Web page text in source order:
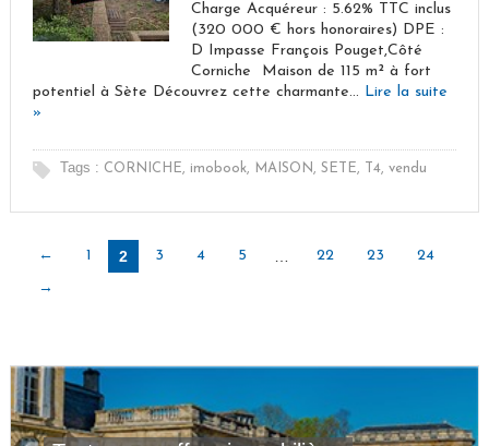
Charge Acquéreur : 5.62% TTC inclus
(320 000 € hors honoraires) DPE :
D Impasse François Pouget,Côté
Corniche  Maison de 115 m² à fort
potentiel à Sète Découvrez cette charmante… Lire la suite
»
Tags : CORNICHE, imobook, MAISON, SETE, T4, vendu
← 1 2 3 4 5 22 23
24
→